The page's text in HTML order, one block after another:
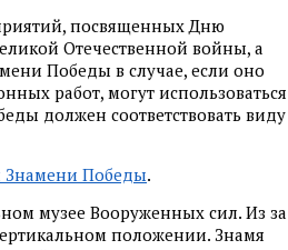
посвященных Дню
Отечественной войны, а
Победы в случае, если оно
работ, могут использоваться
должен соответствовать виду
Знамени Победы.
музее Вооруженных сил. Из за
положении. Знамя